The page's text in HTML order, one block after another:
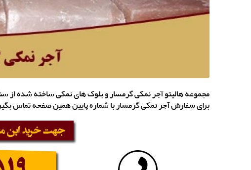
مجموعه هالیتو آجر نمکی گرمسار و بلوک های نمکی ساخته شده از
برای سفارش آجر نمکی گرمسار با شماره پایین همین صفحه تماس